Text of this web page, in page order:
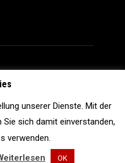
unserer Dienste. Mit der
Sie sich damit einverstanden,
verwenden.
OK